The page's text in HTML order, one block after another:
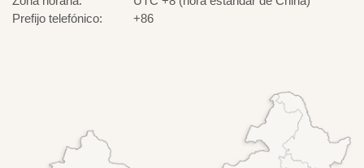
Prefijo telefónico:
+86